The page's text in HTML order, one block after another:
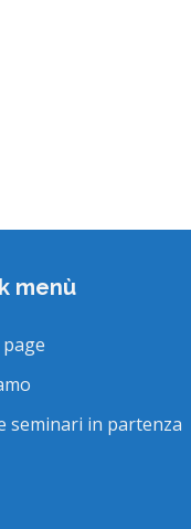
menù
seminari in partenza